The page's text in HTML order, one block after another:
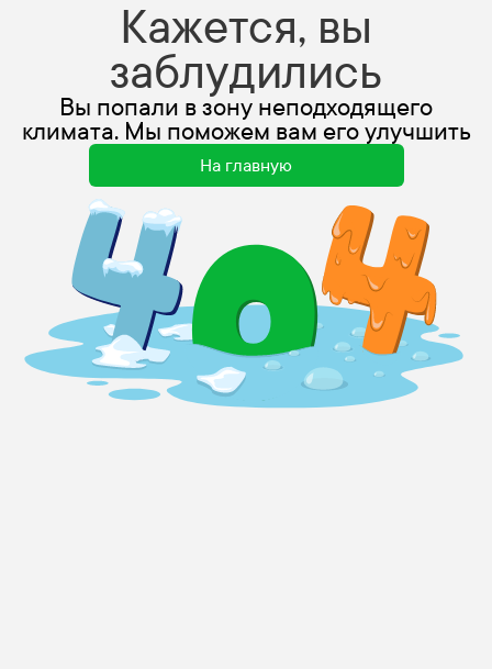
Кажется, вы
заблудились
Вы попали в зону неподходящего
климата. Мы поможем вам его улучшить
На главную